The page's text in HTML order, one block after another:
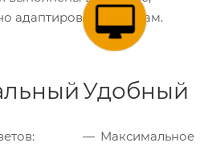
адаптирован к офисам.
Удобный
Максимальное